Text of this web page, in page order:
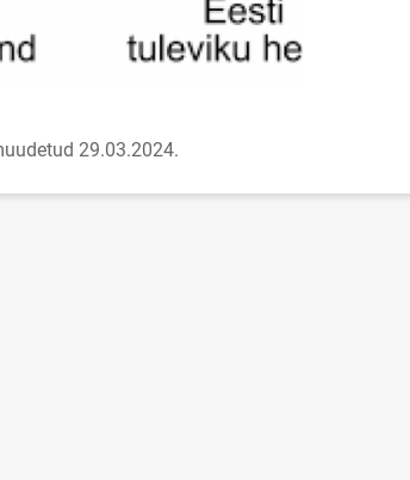
29.03.2024.